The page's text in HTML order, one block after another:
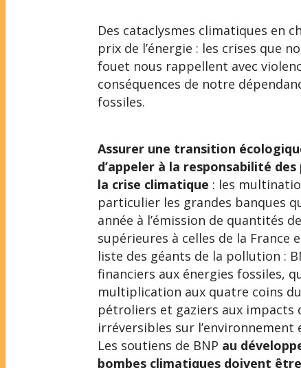
Des cataclysmes climatiques en
prix de l’énergie : les crises que
fouet nous rappellent avec
conséquences de notre
fossiles.
Assurer une transition
d’appeler à la responsabilité
la crise climatique : les
particulier les grandes banques
année à l’émission de quantités
supérieures à celles de la France
liste des géants de la pollution :
financiers aux énergies fossiles,
multiplication aux quatre coins
pétroliers et gaziers aux impacts
irréversibles sur
Les soutiens de BNP au
bombes climatiques doivent